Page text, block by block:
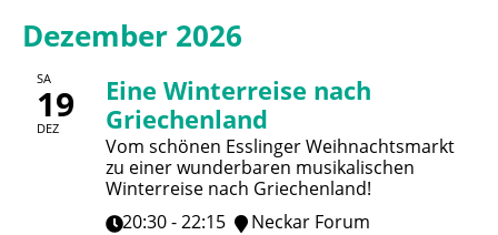
Dezember 2026
SA
19
DEZ
Eine Winterreise nach
Griechenland
Vom schönen Esslinger Weihnachtsmarkt
zu einer wunderbaren musikalischen
Winterreise nach Griechenland!
20:30 - 22:15
Neckar Forum